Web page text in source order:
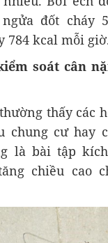
đốt cháy
784 kcal mỗi
soát cân
thấy các
chung cư hay
là bài tập
chiều cao